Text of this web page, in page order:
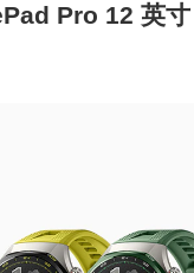
Pro 12 英寸